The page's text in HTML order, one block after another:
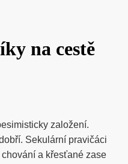
na cestě
založení.
Sekulární pravičáci
a křesťané zase